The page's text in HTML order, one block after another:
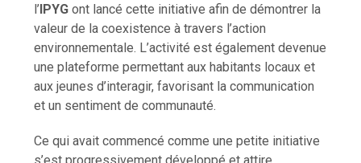
l’IPYG ont lancé cette initiative afin de démontrer la
valeur de la coexistence à travers l’action
environnementale. L’activité est également devenue
une plateforme permettant aux habitants locaux et
aux jeunes d’interagir, favorisant la communication
et un sentiment de communauté.
Ce qui avait commencé comme une petite initiative